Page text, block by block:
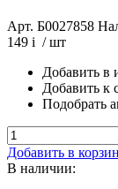
Арт. Б0027858
149 i / шт
Добавить в
Добавить к
Подобрать
Добавить в
В наличии: